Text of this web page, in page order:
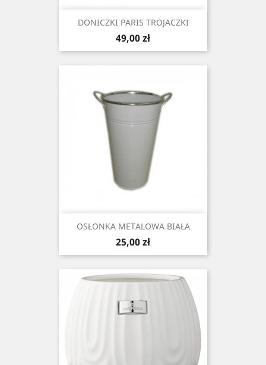
DONICZKI PARIS TROJACZKI
Cena
49,00 zł
OSŁONKA METALOWA BIAŁA
Cena
25,00 zł